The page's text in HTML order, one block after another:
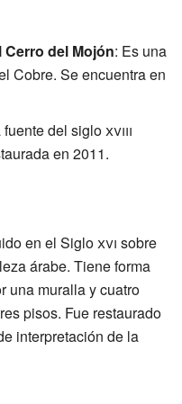
del Mojón: Es una
Cobre. Se encuentra en
fuente del sigloxviii
en 2011.
en el Sigloxvi sobre
árabe. Tiene forma
una muralla y cuatro
pisos. Fue restaurado
interpretación de la